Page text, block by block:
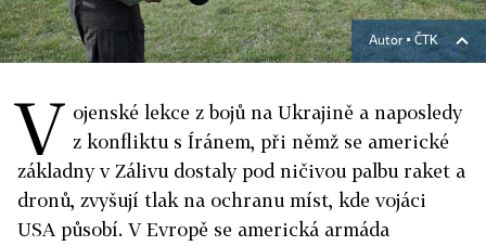
Autor ▪ČTK
V ojenské lekce z bojů na Ukrajině a naposledy
z konfliktu s Íránem, při němž se americké
základny v Zálivu dostaly pod ničivou palbu raket a
dronů, zvyšují tlak na ochranu míst, kde vojáci
USA působí. V Evropě se americká armáda